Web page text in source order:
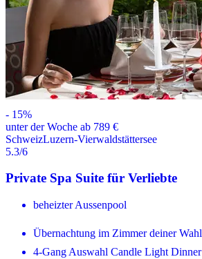
- 15%
unter der Woche ab 789 €
SchweizLuzern-Vierwaldstättersee
5.3/6
Private Spa Suite für Verliebte
beheizter Aussenpool
Übernachtung im Zimmer deiner Wahl
4-Gang Auswahl Candle Light Dinner